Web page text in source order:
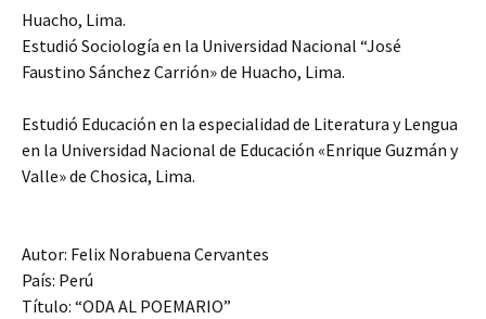
Huacho, Lima.
Estudió Sociología en la Universidad Nacional “José
Faustino Sánchez Carrión» de Huacho, Lima.
Estudió Educación en la especialidad de Literatura y Lengua
en la Universidad Nacional de Educación «Enrique Guzmán y
Valle» de Chosica, Lima.
Autor: Felix Norabuena Cervantes
País: Perú
Título: “ODA AL POEMARIO”